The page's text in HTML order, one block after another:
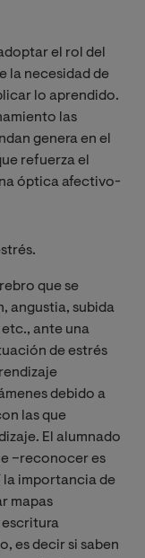
el rol del
la necesidad de
lo aprendido.
las
genera en el
refuerza el
óptica afectivo-
que se
angustia, subida
ante una
de estrés
debido a
las que
El alumnado
–reconocer es
la importancia de
mapas
escritura
es decir si saben